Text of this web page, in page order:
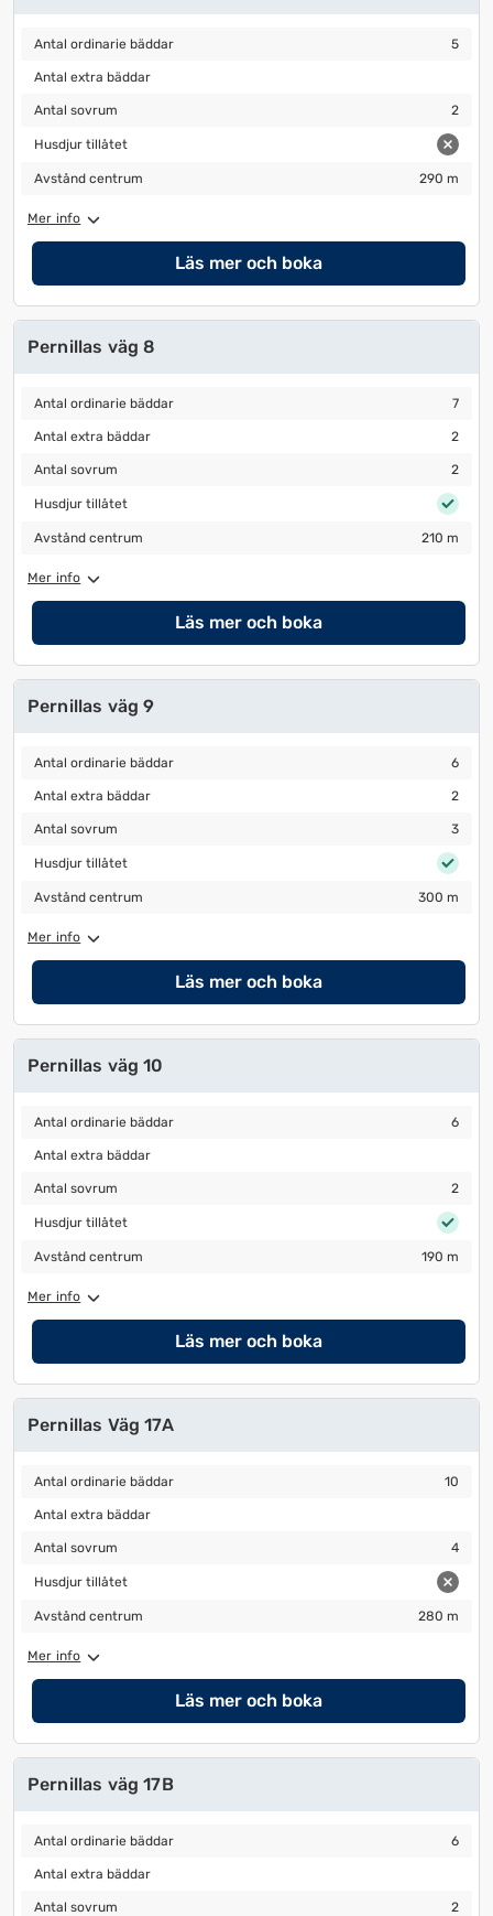
Antal ordinarie bäddar
Antal ordinarie bäddar 5
Antal extra bäddar
Antal extra bäddar
Antal sovrum
Antal sovrum 2
Husdjur tillåtet
Husdjur tillåtet
Avstånd centrum
Avstånd centrum 290 m
Mer info
Läs mer och boka
Pernillas väg 8
Antal ordinarie bäddar
Antal ordinarie bäddar 7
Antal extra bäddar
Antal extra bäddar 2
Antal sovrum
Antal sovrum 2
Husdjur tillåtet
Husdjur tillåtet
Avstånd centrum
Avstånd centrum 210 m
Mer info
Läs mer och boka
Pernillas väg 9
Antal ordinarie bäddar
Antal ordinarie bäddar 6
Antal extra bäddar
Antal extra bäddar 2
Antal sovrum
Antal sovrum 3
Husdjur tillåtet
Husdjur tillåtet
Avstånd centrum
Avstånd centrum 300 m
Mer info
Läs mer och boka
Pernillas väg 10
Antal ordinarie bäddar
Antal ordinarie bäddar 6
Antal extra bäddar
Antal extra bäddar
Antal sovrum
Antal sovrum 2
Husdjur tillåtet
Husdjur tillåtet
Avstånd centrum
Avstånd centrum 190 m
Mer info
Läs mer och boka
Pernillas Väg 17A
Antal ordinarie bäddar
Antal ordinarie bäddar 10
Antal extra bäddar
Antal extra bäddar
Antal sovrum
Antal sovrum 4
Husdjur tillåtet
Husdjur tillåtet
Avstånd centrum
Avstånd centrum 280 m
Mer info
Läs mer och boka
Pernillas väg 17B
Antal ordinarie bäddar
Antal ordinarie bäddar 6
Antal extra bäddar
Antal extra bäddar
Antal sovrum
Antal sovrum 2